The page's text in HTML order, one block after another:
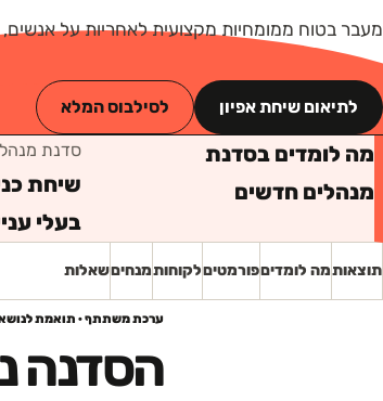
מעבר בטוח ממומחיות מקצועית לאחריות על אנשים,
לתיאום שיחת אפיון לסילבוס המלא
מה לומדים בסדנת
מנהלים חדשים
סדנת
שיחת
בעלי
תוצאותמה לומדיםפורמטיםלקוחותמנחיםשאלות
ערכת משתתף · תואמת
הסדנה